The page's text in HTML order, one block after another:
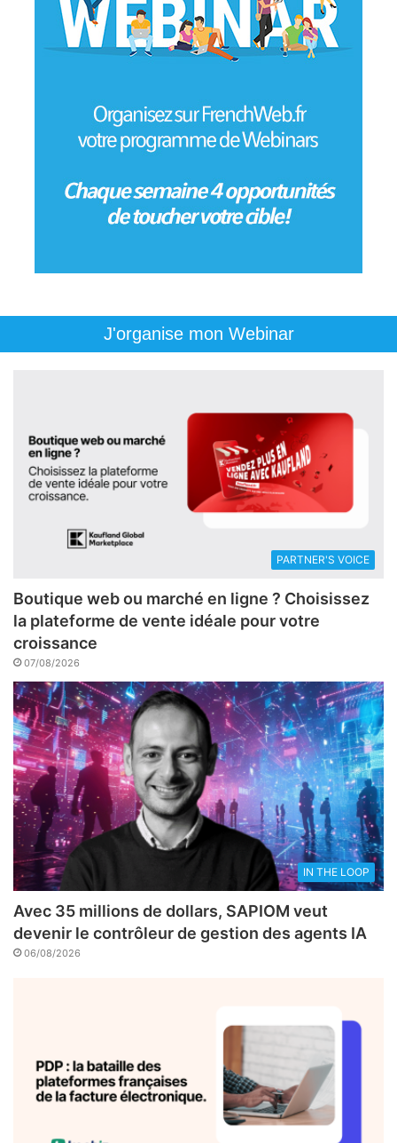
J'organise mon Webinar
PARTNER'S VOICE
Boutique web ou marché en ligne ? Choisissez
la plateforme de vente idéale pour votre
croissance
07/08/2026
IN THE LOOP
Avec 35 millions de dollars, SAPIOM veut
devenir le contrôleur de gestion des agents IA
06/08/2026